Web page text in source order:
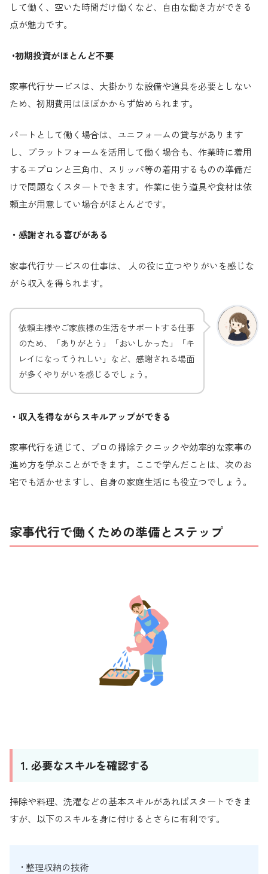
して働く、空いた時間だけ働くなど、自由な働き方ができる
点が魅力です。
•初期投資がほとんど不要
家事代行サービスは、大掛かりな設備や道具を必要としない
ため、初期費用はほぼかからず始められます。
パートとして働く場合は、ユニフォームの貸与があります
し、プラットフォームを活用して働く場合も、作業時に着用
するエプロンと三角巾、スリッパ等の着用するものの準備だ
けで問題なくスタートできます。作業に使う道具や食材は依
頼主が用意してい場合がほとんどです。
・感謝される喜びがある
家事代行サービスの仕事は、 人の役に立つやりがいを感じな
がら収入を得られます。
依頼主様やご家族様の生活をサポートする仕事
のため、「ありがとう」「おいしかった」「キ
レイになってうれしい」など、感謝される場面
が多くやりがいを感じるでしょう。
・収入を得ながらスキルアップができる
家事代行を通じて、プロの掃除テクニックや効率的な家事の
進め方を学ぶことができます。ここで学んだことは、次のお
宅でも活かせますし、自身の家庭生活にも役立つでしょう。
家事代行で働くための準備とステップ
1. 必要なスキルを確認する
掃除や料理、洗濯などの基本スキルがあればスタートできま
すが、以下のスキルを身に付けるとさらに有利です。
• 整理収納の技術